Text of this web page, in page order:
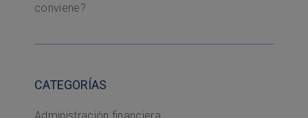
conviene?
CATEGORÍAS
Administración financiera